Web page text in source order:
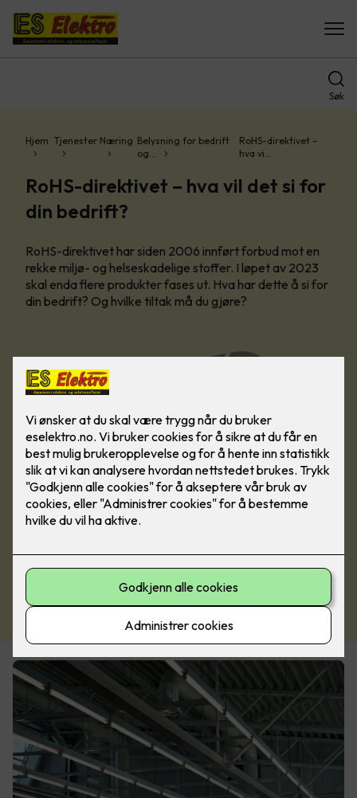
Søk
Hjem Tjenester Næring Belysning for bedrift
og…
RoHS-direktivet –
hva vi…
RoHS-direktivet – hva vil det si for
din bedrift?
RoHS-direktivet har siden 2006 innført forbud mot en
rekke miljø- og helseskadelige stoffer. I løpet av 2023
skal enda flere produkter fases ut. Hva har dette å si for
din bedrift? Og hvilke tiltak må du gjøre?